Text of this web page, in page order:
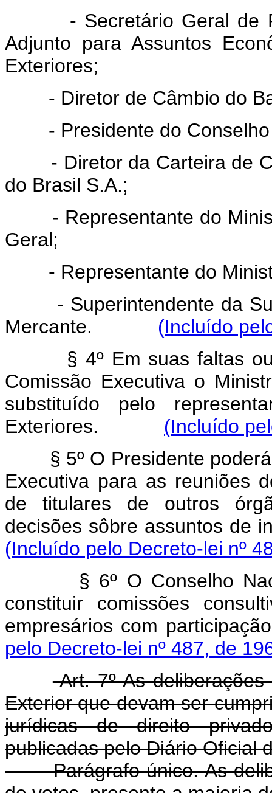
- Secretário Geral de
Adjunto para Assuntos
Exteriores;
- Diretor de Câmbio do
- Presidente do Conselho
- Diretor da Carteira de
do Brasil S.A.;
- Representante do
Geral;
- Representante do
- Superintendente da
Mercante. (Incluído
§ 4º Em suas faltas
Comissão Executiva o
substituído pelo
Exteriores. (Incluído
§ 5º O Presidente
Executiva para as reuniões
de titulares de outros
decisões sôbre assuntos
(Incluído pelo Decreto-lei nº
§ 6º O Conselho
constituir comissões
empresários com
pelo Decreto-lei nº 487, de
Art. 7º As
Exterior que devam ser
jurídicas de direito
publicadas pelo Diário Oficial
Parágrafo único. As